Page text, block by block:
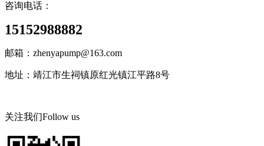
咨询电话：
15152988882
邮箱：zhenyapump@163.com
地址：靖江市生祠镇原红光镇江平路8号
关注我们Follow us